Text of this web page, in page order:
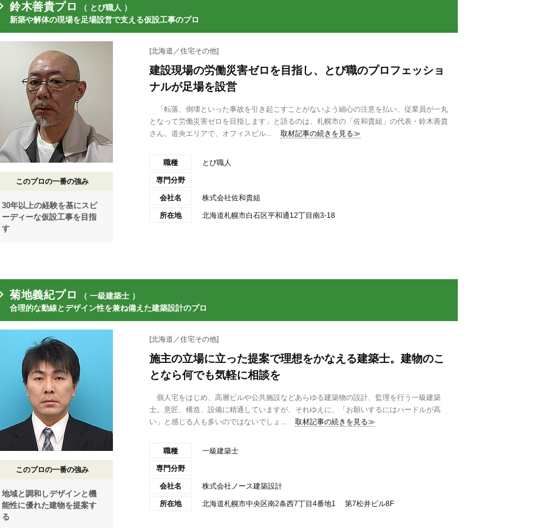
鈴木善貴プロ
（ とび職人 ）
新築や解体の現場を足場設営で支える仮設工事のプロ
このプロの一番の強み
30年以上の経験を基にスピ
ーディーな仮設工事を目指
す
[北海道／住宅その他]
建設現場の労働災害ゼロを目指し、とび職のプロフェッショ
ナルが足場を設営
「転落、倒壊といった事故を引き起こすことがないよう細心の注意を払い、従業員が一丸
となって労働災害ゼロを目指します」と語るのは、札幌市の「佐和貴組」の代表・鈴木善貴
さん。道央エリアで、オフィスビル...
取材記事の続きを見る≫
職種 とび職人
専門分野
会社名 株式会社佐和貴組
所在地 北海道札幌市白石区平和通12丁目南3-18
菊地義紀プロ
（ 一級建築士 ）
合理的な動線とデザイン性を兼ね備えた建築設計のプロ
このプロの一番の強み
地域と調和しデザインと機
能性に優れた建物を提案す
る
[北海道／住宅その他]
施主の立場に立った提案で理想をかなえる建築士。建物のこ
となら何でも気軽に相談を
個人宅をはじめ、高層ビルや公共施設などあらゆる建築物の設計、監理を行う一級建築
士。意匠、構造、設備に精通していますが、それゆえに、「お願いするにはハードルが高
い」と感じる人も多いのではないでしょ...
取材記事の続きを見る≫
職種 一級建築士
専門分野
会社名 株式会社ノース建築設計
所在地 北海道札幌市中央区南2条西7丁目4番地1 第7松井ビル8F